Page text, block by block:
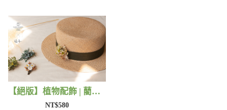
【絕版】植物配飾 | 藺子X法洛勒姆
NT$580